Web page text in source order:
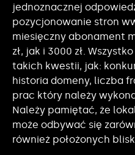
jednoznacznej
pozycjonowanie stron
miesięczny abonament
zł, jak i 3000 zł.
takich kwestii, jak:
historia domeny, liczba
prac który należy
Należy pamiętać, że
może odbywać się
również położonych